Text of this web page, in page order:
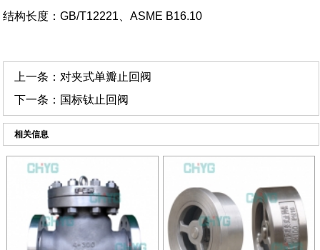
结构长度：GB/T12221、ASME B16.10
上一条： 对夹式单瓣止回阀
下一条： 国标钛止回阀
相关信息